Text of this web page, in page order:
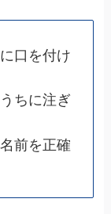
口を付け
ちに注ぎ
前を正確